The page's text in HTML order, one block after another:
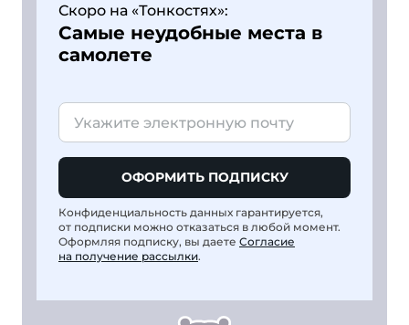
Скоро на «Тонкостях»:
Самые неудобные места в
самолете
ОФОРМИТЬ ПОДПИСКУ
Конфиденциальность данных гарантируется,
от подписки можно отказаться в любой момент.
Оформляя подписку, вы даете Согласие
на получение рассылки.